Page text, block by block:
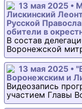
13 мая 2025 •
Лискинский
Русской
обители в
В состав
Воронежской
13 мая 2025 •
Воронежским и
Видеозапись
участием Главы